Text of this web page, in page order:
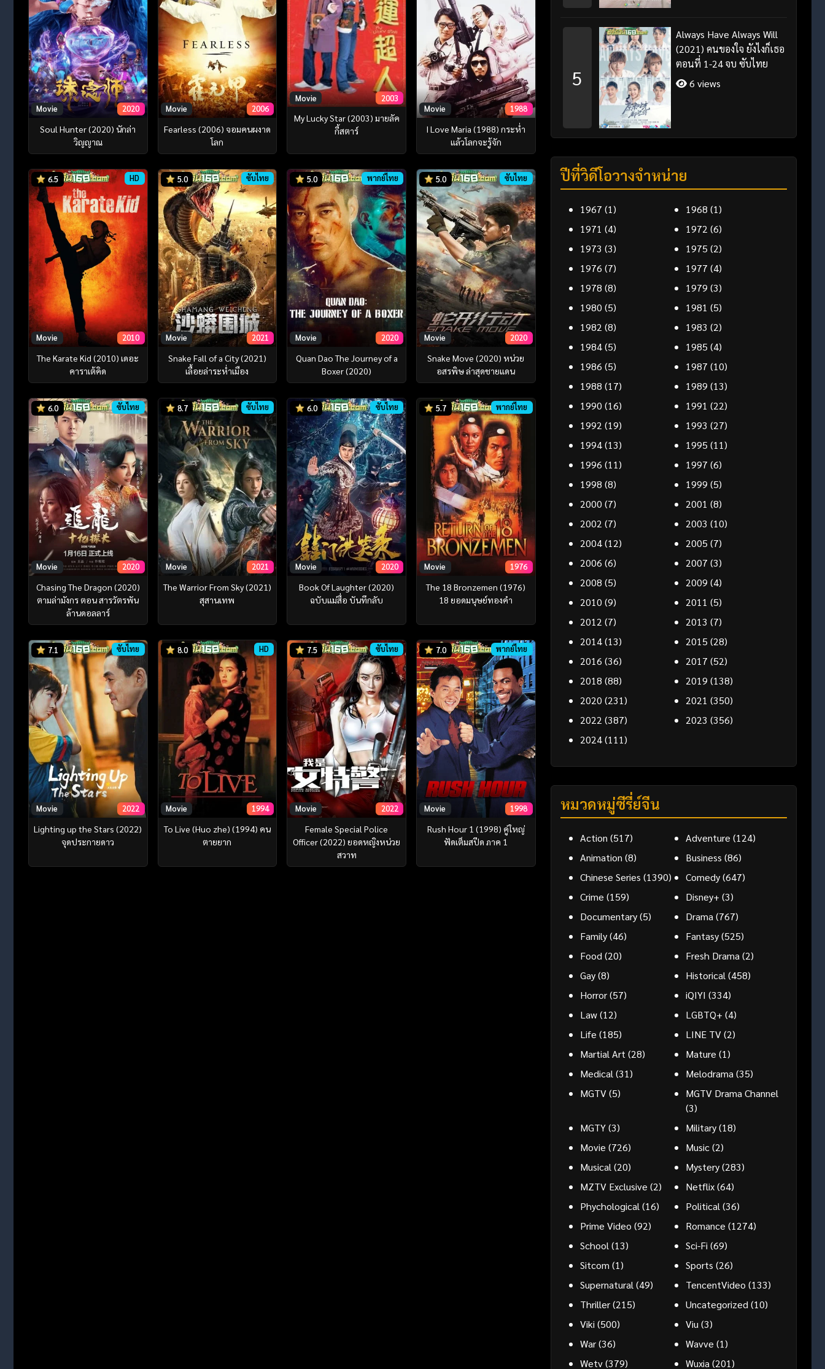
Movie 2020
Soul Hunter (2020) นักล่า
วิญญาณ
Movie 2006
Fearless (2006) จอมคนผงาด
โลก
Movie 2003
My Lucky Star (2003) มายลัค
กี้สตาร์
Movie 1988
I Love Maria (1988) กระห่ำ
แล้วโลกจะรู้จัก
6.5 HD
Movie 2010
The Karate Kid (2010) เดอะ
คาราเต้คิด
5.0 ซับไทย
Movie 2021
Snake Fall of a City (2021)
เลื้อยล่าระห่ำเมือง
5.0 พากย์ไทย
Movie 2020
Quan Dao The Journey of a
Boxer (2020)
5.0 ซับไทย
Movie 2020
Snake Move (2020) หน่วย
อสรพิษ ล่าสุดชายแดน
6.0 ซับไทย
Movie 2020
Chasing The Dragon (2020)
ตามล่ามังกร ตอน สารวัตรพัน
ล้านดอลลาร์
8.7 ซับไทย
Movie 2021
The Warrior From Sky (2021)
สุสานเทพ
6.0 ซับไทย
Movie 2020
Book Of Laughter (2020)
ฉบับแม่สื่อ บันทึกลับ
5.7 พากย์ไทย
Movie 1976
The 18 Bronzemen (1976)
18 ยอดมนุษย์ทองคำ
7.1 ซับไทย
Movie 2022
Lighting up the Stars (2022)
จุดประกายดาว
8.0 HD
Movie 1994
To Live (Huo zhe) (1994) คน
ตายยาก
7.5 ซับไทย
Movie 2022
Female Special Police
Officer (2022) ยอดหญิงหน่วย
สวาท
7.0 พากย์ไทย
Movie 1998
Rush Hour 1 (1998) คู่ใหญ่
ฟัดเต็มสปีด ภาค 1
5
Always Have Always Will
(2021) คนของใจ ยังไงก็เธอ
ตอนที่ 1-24 จบ ซับไทย
6 views
ปีที่วิดีโอวางจำหน่าย
1967 (1) 1968 (1)
1971 (4) 1972 (6)
1973 (3) 1975 (2)
1976 (7) 1977 (4)
1978 (8) 1979 (3)
1980 (5) 1981 (5)
1982 (8) 1983 (2)
1984(5) 1985 (4)
1986 (5) 1987 (10)
1988 (17) 1989 (13)
1990 (16) 1991 (22)
1992 (19) 1993 (27)
1994(13) 1995 (11)
1996 (11) 1997 (6)
1998 (8) 1999 (5)
2000 (7) 2001 (8)
2002 (7) 2003 (10)
2004(12) 2005 (7)
2006 (6) 2007 (3)
2008 (5) 2009 (4)
2010 (9) 2011 (5)
2012 (7) 2013 (7)
2014(13) 2015 (28)
2016 (36) 2017 (52)
2018 (88) 2019 (138)
2020 (231) 2021 (350)
2022 (387) 2023 (356)
2024(111)
หมวดหมู่ซีรี่ย์จีน
Action (517) Adventure (124)
Animation (8) Business (86)
Chinese Series (1390) Comedy(647)
Crime (159) Disney+ (3)
Documentary(5) Drama(767)
Family(46) Fantasy(525)
Food(20) Fresh Drama(2)
Gay(8) Historical(458)
Horror(57) iQIYI (334)
Law(12) LGBTQ+ (4)
Life (185) LINE TV(2)
Martial Art(28) Mature (1)
Medical(31) Melodrama(35)
MGTV(5)
MGTV Drama Channel
(3)
MGTY(3) Military(18)
Movie (726) Music(2)
Musical(20) Mystery(283)
MZTV Exclusive (2) Netflix(64)
Phychological(16) Political(36)
Prime Video (92) Romance (1274)
School(13) Sci-Fi (69)
Sitcom (1) Sports (26)
Supernatural(49) TencentVideo (133)
Thriller(215) Uncategorized(10)
Viki (500) Viu(3)
War(36) Wavve (1)
Wetv(379) Wuxia(201)